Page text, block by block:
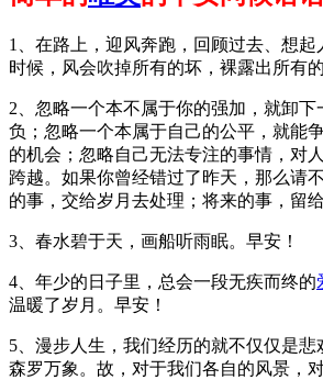
1、在路上，迎风奔跑，回顾过去、想起
时候，风会吹掉所有的坏，裸露出所有
2、忽略一个本不属于你的强加，就卸
负；忽略一个本属于自己的公平，就能
的机会；忽略自己无法专注的事情，对
跨越。如果你曾经错过了昨天，那么请
的事，交给岁月去处理；将来的事，留
3、春水碧于天，画船听雨眠。早安！
4、年少的日子里，总会一段无疾而终的
温暖了岁月。早安！
5、漫步人生，我们经历的就不仅仅是悲
森罗万象。故，对于我们各自的风景，